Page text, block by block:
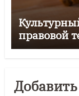
правовой